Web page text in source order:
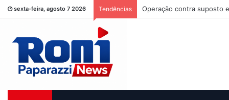
sexta-feira, agosto 7 2026 Tendências Operação contra suposto